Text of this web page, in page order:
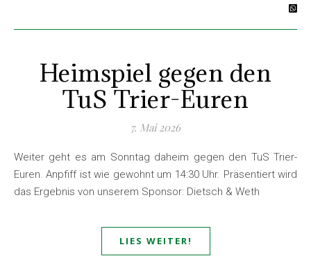
Heimspiel gegen den
TuS Trier-Euren
7. Mai 2026
Weiter geht es am Sonntag daheim gegen den TuS Trier-
Euren. Anpfiff ist wie gewohnt um 14:30 Uhr. Präsentiert wird
das Ergebnis von unserem Sponsor: Dietsch & Weth
LIES WEITER!